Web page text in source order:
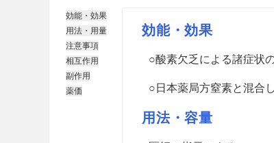
効能・効果
用法・用量
注意事項
相互作用
副作用
薬価
効能・効果
○酸素欠乏による諸症状の
○日本薬局方窒素と混合
用法・容量